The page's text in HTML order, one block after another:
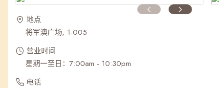
最近搜寻纪录
地点
将军澳广场, 1-005
营业时间
星期一至日：7:00am - 10:30pm
电话